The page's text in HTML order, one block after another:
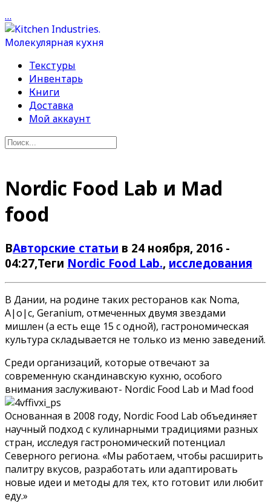
…
Текстуры
Инвентарь
Книги
Доставка
Мой аккаунт
Nordic Food Lab и Mad
food
ВАвторские статьи в 24 ноября, 2016 -
04:27,Теги Nordic Food Lab., исследования
В Дании, на родине таких ресторанов как Noma,
A|o|c, Geranium, отмеченных двумя звездами
мишлен (а есть еще 15 с одной), гастрономическая
культура складывается не только из меню заведений.
Среди организаций, которые отвечают за
современную скандинавскую кухню, особого
внимания заслуживают- Nordic Food Lab и Mad food
Основанная в 2008 году, Nordic Food Lab объединяет
научный подход с кулинарными традициями разных
стран, исследуя гастрономический потенциал
Северного региона. «Мы работаем, чтобы расширить
палитру вкусов, разработать или адаптировать
новые идеи и методы для тех, кто готовит или любит
еду.»